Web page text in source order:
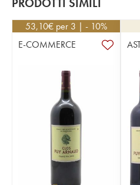
53,10€ per 3 | - 10%
E-COMMERCE